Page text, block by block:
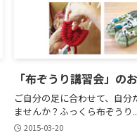
「布ぞうり講習会」の
ご自分の足に合わせて、自
ませんか？ふっくら布ぞうり
2015-03-20